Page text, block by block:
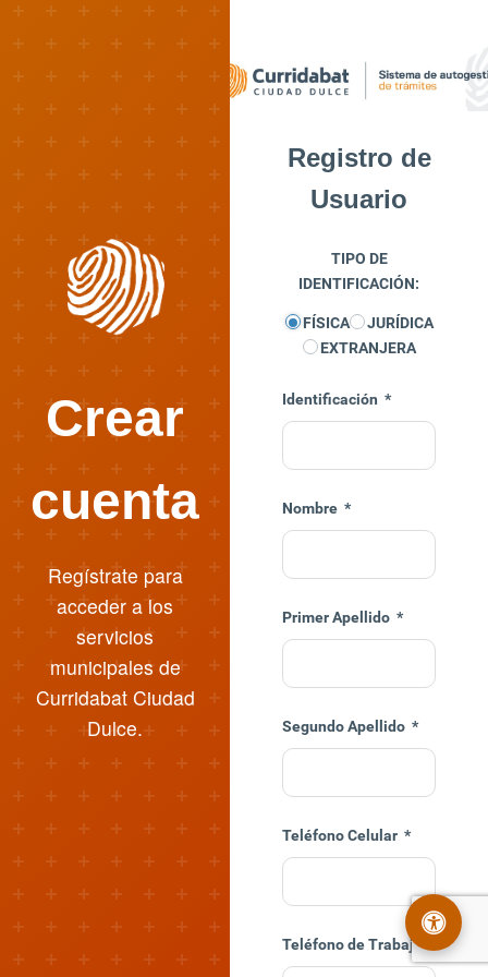
Crear
cuenta
Regístrate para
acceder a los
servicios
municipales de
Curridabat Ciudad
Dulce.
Registro de
Usuario
TIPO DE
IDENTIFICACIÓN:
FÍSICA
JURÍDICA
EXTRANJERA
Identificación *
Nombre *
Primer Apellido *
Segundo Apellido *
Teléfono Celular *
Teléfono de Trabajo